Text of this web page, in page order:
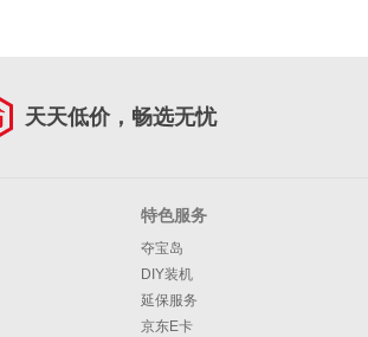
天天低价，畅选无忧
特色服务
夺宝岛
DIY装机
延保服务
京东E卡